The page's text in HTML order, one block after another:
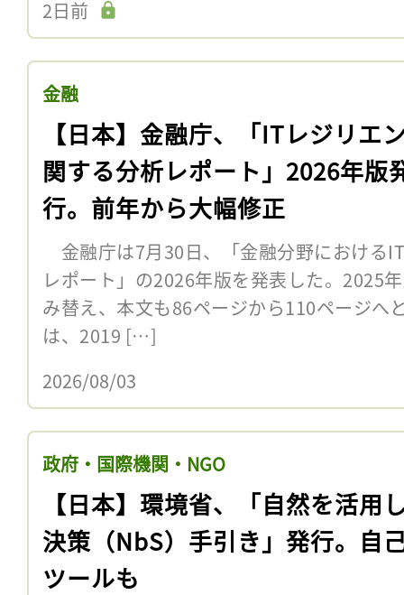
2日前
金融
【日本】金融庁、「ITレジリエ
関する分析レポート」2026年版
行。前年から大幅修正
金融庁は7月30日、「金融分野における
レポート」の2026年版を発表した。2025
み替え、本文も86ページから110ページ
は、2019 […]
2026/08/03
政府・国際機関・NGO
【日本】環境省、「自然を活用
決策（NbS）手引き」発行。自
ツールも